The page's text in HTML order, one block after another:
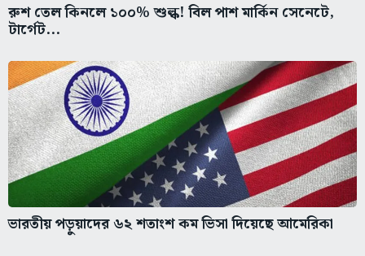
রুশ তেল কিনলে ১০০% শুল্ক! বিল পাশ মার্কিন সেনেটে,
টার্গেট...
ভারতীয় পড়ুয়াদের ৬২ শতাংশ কম ভিসা দিয়েছে আমেরিকা